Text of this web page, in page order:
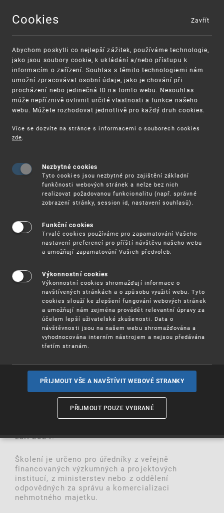
MENU
UPV
WIPO-CNIPA školení v oblasti správy a
komercializace duševního vlastnictví –
podání přihlášky do 22. 9. 2024
Čínské školicí středisko duševního vlastnictví
(CIPTC) Čínské národní správy duševního
vlastnictví (CNIPA) nabízí WIPO-CNIPA školení v
oblasti správy a komercializace duševního
Program se skládá z následujících částí:
E-learning (4 týdny, od 28. října do 22.
listopadu 2024).
Pokročilé vzdělávání (týden, místo konání
Identifikace, výzkum a vedení projektů (4
týdny).
Vydání certifikátu
září 2024.
Školení je určeno pro úředníky z veřejně
financovaných výzkumných a projektových
institucí, z ministerstev nebo z oddělení
odpovědných za správu a komercializaci
nehmotného majetku.
Cookies
Abychom poskytli co nejlepší zážitek, používáme technologie,
jako jsou soubory cookie, k ukládání a/nebo přístupu k
informacím o zařízení. Souhlas s těmito technologiemi nám
umožní zpracovávat osobní údaje, jako je chování při
procházení nebo jedinečná ID na tomto webu. Nesouhlas
může nepříznivě ovlivnit určité vlastnosti a funkce našeho
webu. Můžete rozhodovat jednotlivě pro každý druh cookies.
Více se dozvíte na stránce s informacemi o souborech cookies
zde.
Nezbytné cookies
Tyto cookies jsou nezbytné pro zajištění základní
funkčnosti webových stránek a nelze bez nich
realizovat požadovanou funkcionalitu (např. správné
zobrazení stránky, session id, nastavení souhlasů).
Funkční cookies
Trvalé cookies používáme pro zapamatování Vašeho
nastavení preferencí pro příští návštěvu našeho webu
a umožňují zapamatování Vašich předvoleb.
Výkonnostní cookies
Výkonnostní cookies shromažďují informace o
navštívených stránkách a o způsobu využití webu. Tyto
cookies slouží ke zlepšení fungování webových stránek
a umožňují nám zejména provádět relevantní úpravy za
účelem lepší uživatelské zkušenosti. Data o
návštěvnosti jsou na našem webu shromažďována a
vyhodnocována interním nástrojem a nejsou předávána
třetím stranám.
PŘIJMOUT VŠE A NAVŠTÍVIT WEBOVÉ STRANKY
PŘIJMOUT POUZE VYBRANÉ
Zavřít